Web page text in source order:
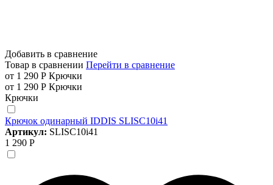
Добавить в сравнение
Товар в сравнении Перейти в сравнение
от 1 290 Р Крючки
от 1 290 Р Крючки
Крючки
Крючок одинарный IDDIS SLISC10i41
Артикул: SLISC10i41
1 290 Р